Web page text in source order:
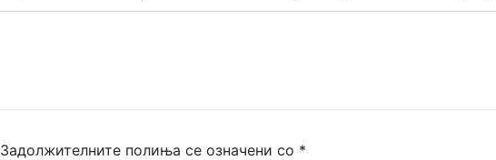
Задолжителните полиња се означени со *